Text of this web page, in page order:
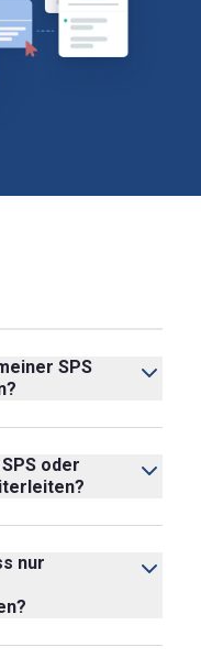
SPS
oder
nur